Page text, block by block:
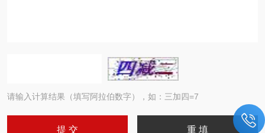
请输入计算结果（填写阿拉伯数字），如：三加四=7